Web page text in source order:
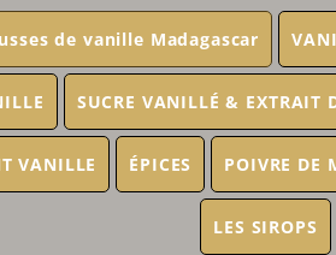
de vanille Madagascar
SUCRE VANILLÉ & EXTRAIT
VANILLE ÉPICES POIVRE DE
LES SIROPS